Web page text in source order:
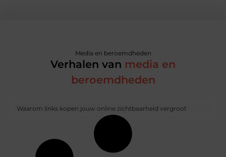
Media en beroemdheden
Verhalen van media en
beroemdheden
Waarom links kopen jouw online zichtbaarheid vergroot